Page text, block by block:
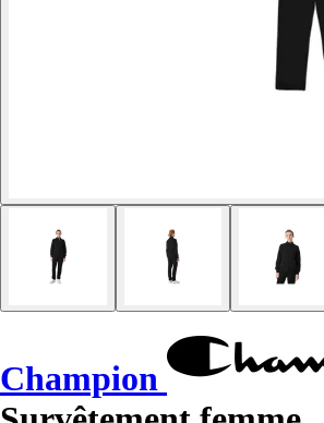
Champion